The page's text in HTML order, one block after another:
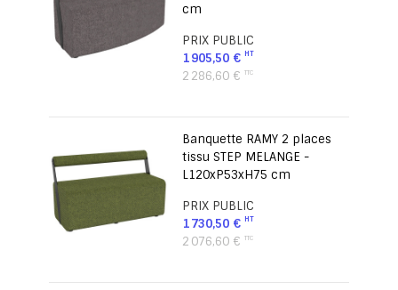
cm
PRIX PUBLIC
1 905,50 €
2 286,60 €
Banquette RAMY 2 places
tissu STEP MELANGE -
L120xP53xH75 cm
PRIX PUBLIC
1 730,50 €
2 076,60 €